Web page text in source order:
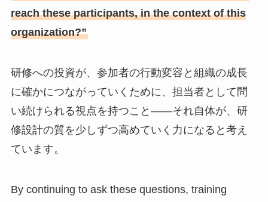
reach these participants, in the context of this
organization?”
研修への投資が、参加者の行動変容と組織の成長
に確かにつながっていくために、担当者として問
い続けられる視点を持つこと——それ自体が、研
修設計の質を少しずつ高めていく力になると考え
ています。
By continuing to ask these questions, training